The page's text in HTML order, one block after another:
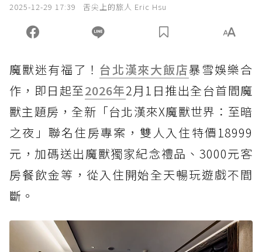
2025-12-29 17:39 舌尖上的旅人 Eric Hsu
魔獸迷有福了！ 台北漢來大飯店暴雪娛樂合
作，即日起至2026年2月1日推出全台首間魔
獸主題房，全新「台北漢來X魔獸世界：至暗
之夜」聯名住房專案，雙人入住特價18999
元，加碼送出魔獸獨家紀念禮品、3000元客
房餐飲金等，從入住開始全天暢玩遊戲不間
斷。